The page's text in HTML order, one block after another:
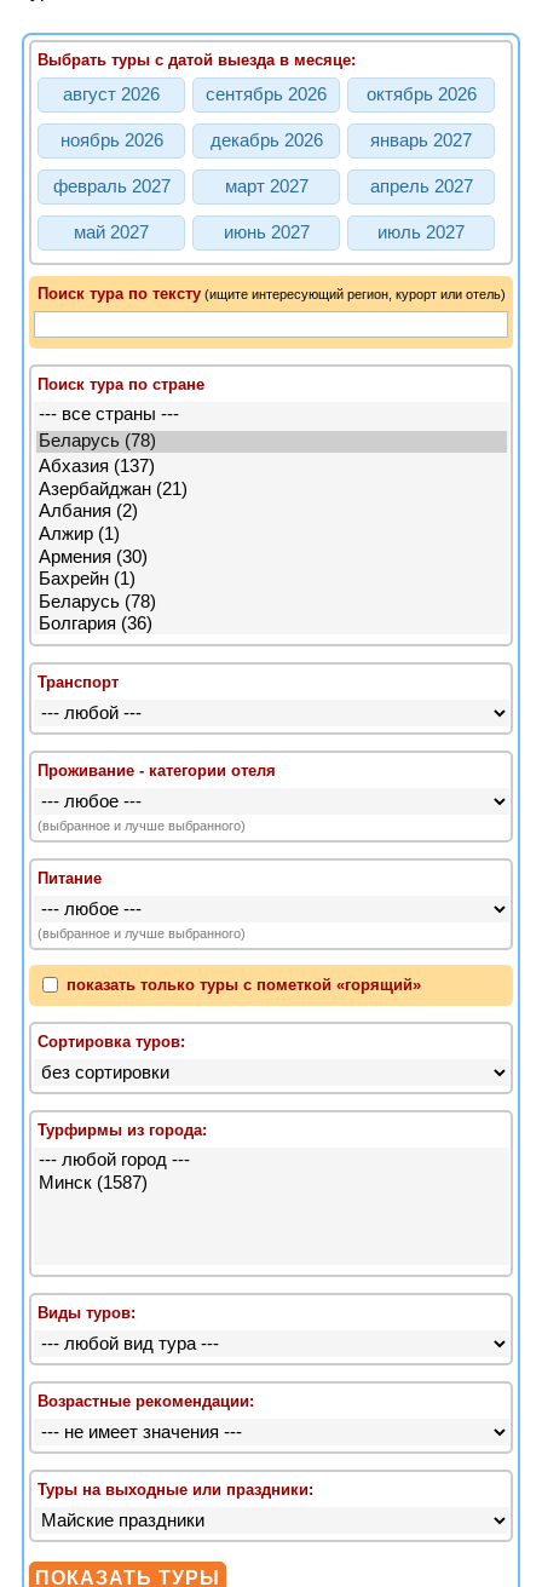
Выбрать туры с датой выезда в месяце:
август 2026 сентябрь 2026 октябрь 2026
ноябрь 2026 декабрь 2026 январь 2027
февраль 2027 март 2027 апрель 2027
май 2027 июнь 2027 июль 2027
Поиск турапо тексту (ищите интересующий регион, курорт или отель)
Поиск тура по стране
Транспорт
Проживание - категории отеля
(выбранное и лучше выбранного)
Питание
(выбранное и лучше выбранного)
показать только туры с пометкой «горящий»
Сортировка туров:
Турфирмы из города:
Виды туров:
Возрастные рекомендации:
Туры на выходные или праздники: